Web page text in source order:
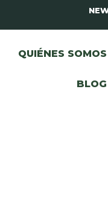
QUIÉNES SOMOS
BLOG